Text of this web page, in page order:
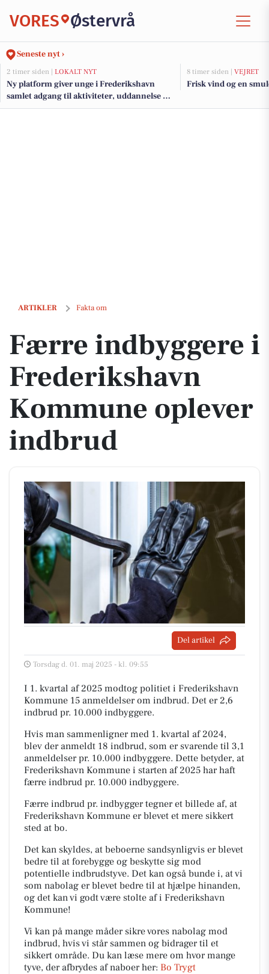
VORES Østervrå
Seneste nyt ›
2 timer siden | LOKALT NYT
Ny platform giver unge i Frederikshavn
samlet adgang til aktiviteter, uddannelse og
jobs
8 timer siden | VEJRET
Frisk vind og en
ARTIKLER Fakta om
Færre indbyggere i Frederikshavn Kommune oplever indbrud
Færre indbyggere i
Frederikshavn
Kommune oplever
indbrud
Del artikel
Torsdag d. 01. maj 2025 - kl. 09:55
I 1. kvartal af 2025 modtog politiet i Frederikshavn
Kommune 15 anmeldelser om indbrud. Det er 2,6
indbrud pr. 10.000 indbyggere.
Hvis man sammenligner med 1. kvartal af 2024,
blev der anmeldt 18 indbrud, som er svarende til 3,1
anmeldelser pr. 10.000 indbyggere. Dette betyder, at
Frederikshavn Kommune i starten af 2025 har haft
færre indbrud pr. 10.000 indbyggere.
Færre indbrud pr. indbygger tegner et billede af, at
Frederikshavn Kommune er blevet et mere sikkert
sted at bo.
Det kan skyldes, at beboerne sandsynligvis er blevet
bedre til at forebygge og beskytte sig mod
potentielle indbrudstyve. Det kan også bunde i, at vi
som nabolag er blevet bedre til at hjælpe hinanden,
og det kan vi godt være stolte af i Frederikshavn
Kommune!
Vi kan på mange måder sikre vores nabolag mod
indbrud, hvis vi står sammen og bidrager til et
sikkert område. Du kan læse mere om hvor mange
tyve, der afbrydes af naboer her: Bo Trygt